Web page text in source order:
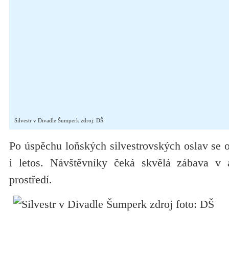
Silvestr v Divadle Šumperk zdroj: DŠ
Po úspěchu loňských silvestrovských oslav se
i letos. Návštěvníky čeká skvělá zábava v
prostředí.